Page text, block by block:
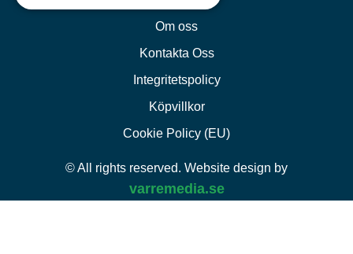
Om oss
Kontakta Oss
Integritetspolicy
Köpvillkor
Cookie Policy (EU)
© All rights reserved. Website design by
varremedia.se